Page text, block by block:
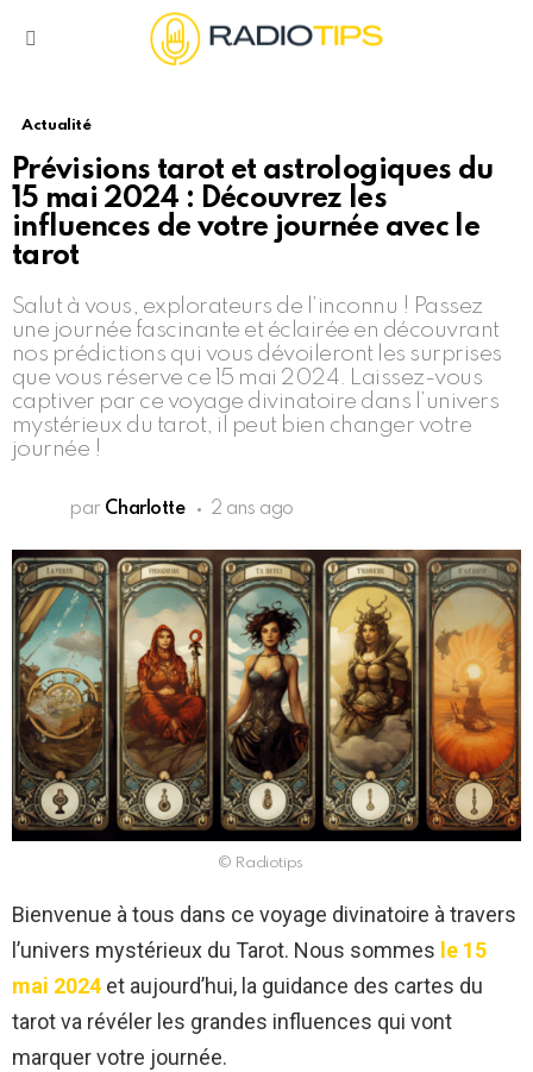
Actualité
Prévisions tarot et astrologiques du
15 mai 2024 : Découvrez les
influences de votre journée avec le
tarot
Salut à vous, explorateurs de l’inconnu ! Passez
une journée fascinante et éclairée en découvrant
nos prédictions qui vous dévoileront les surprises
que vous réserve ce 15 mai 2024. Laissez-vous
captiver par ce voyage divinatoire dans l’univers
mystérieux du tarot, il peut bien changer votre
journée !
par Charlotte 2 ans ago
© Radiotips
Bienvenue à tous dans ce voyage divinatoire à travers
l’univers mystérieux du Tarot. Nous sommes le 15
mai 2024 et aujourd’hui, la guidance des cartes du
tarot va révéler les grandes influences qui vont
marquer votre journée.